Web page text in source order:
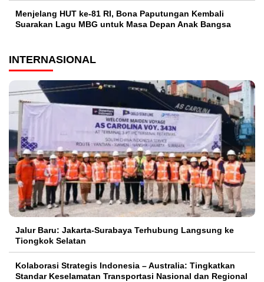
Menjelang HUT ke-81 RI, Bona Paputungan Kembali
Suarakan Lagu MBG untuk Masa Depan Anak Bangsa
INTERNASIONAL
Jalur Baru: Jakarta-Surabaya Terhubung Langsung ke
Tiongkok Selatan
Kolaborasi Strategis Indonesia – Australia: Tingkatkan
Standar Keselamatan Transportasi Nasional dan Regional